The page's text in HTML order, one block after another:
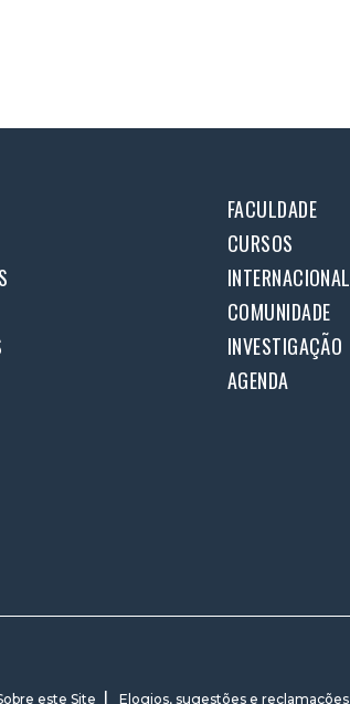
FACULDADE
CURSOS
INTERNACIONAL
COMUNIDADE
INVESTIGAÇÃO
AGENDA
este Site Elogios, sugestões e reclamações